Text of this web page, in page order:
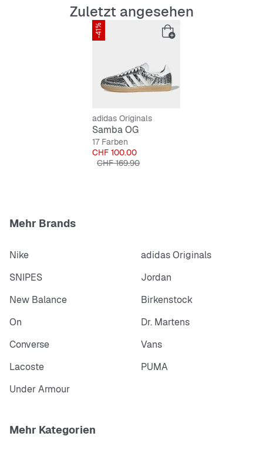
Trefoil fügt einen Hauch von ikonischer Eleganz
zu schicken oder lässigen Outfits hinzu. Ob langjährige
Fans oder Neueinsteiger – mit diesem Schuh setzt du
Obermaterial aus Leder
Synthetische Einlegesohle
Gummiaußensohle
Zuletzt angesehen
-41%
adidas Originals
Samba OG
17 Farben
Preis
CHF 100.00
Originalpreis
CHF 169.90
Mehr Brands
Nike
adidas Originals
SNIPES
Jordan
New Balance
Birkenstock
On
Dr. Martens
Converse
Vans
Lacoste
PUMA
Under Armour
Mehr Kategorien